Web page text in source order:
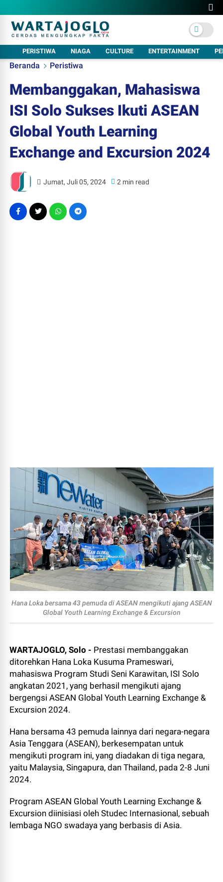
PERISTIWA NIAGA CULTURE ENTERTAINMENT
Beranda Peristiwa
Membanggakan, Mahasiswa
ISI Solo Sukses Ikuti ASEAN
Global Youth Learning
Exchange and Excursion 2024
Jumat, Juli 05, 2024 2 min read
Hana Loka bersama 43 pemuda di ASEAN mengikuti ajang ASEAN
Global Youth Learning Exchange & Excursion
WARTAJOGLO, Solo - Prestasi membanggakan
ditorehkan Hana Loka Kusuma Prameswari,
mahasiswa Program Studi Seni Karawitan, ISI Solo
angkatan 2021, yang berhasil mengikuti ajang
bergengsi ASEAN Global Youth Learning Exchange &
Excursion 2024.
Hana bersama 43 pemuda lainnya dari negara-negara
Asia Tenggara (ASEAN), berkesempatan untuk
mengikuti program ini, yang diadakan di tiga negara,
yaitu Malaysia, Singapura, dan Thailand, pada 2-8 Juni
2024.
Program ASEAN Global Youth Learning Exchange &
Excursion diinisiasi oleh Studec Internasional, sebuah
lembaga NGO swadaya yang berbasis di Asia.